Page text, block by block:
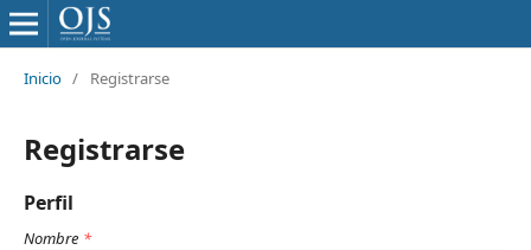
Inicio / Registrarse
Registrarse
Perfil
Nombre *